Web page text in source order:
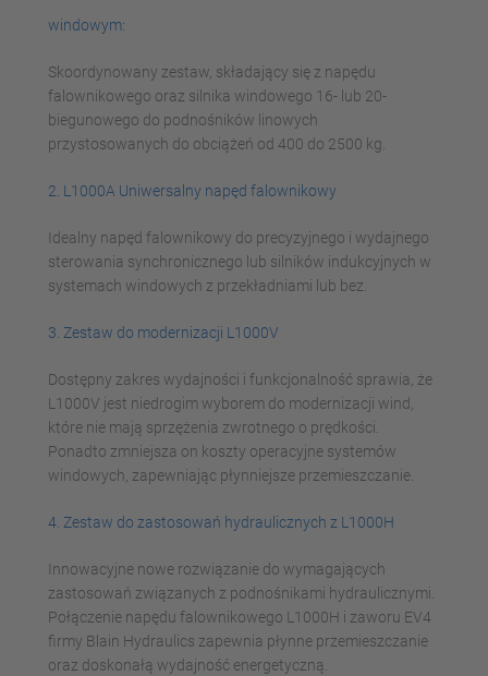
windowym:
Skoordynowany zestaw, składający się z napędu
falownikowego oraz silnika windowego 16- lub 20-
biegunowego do podnośników linowych
przystosowanych do obciążeń od 400 do 2500 kg.
2. L1000A Uniwersalny napęd falownikowy
Idealny napęd falownikowy do precyzyjnego i wydajnego
sterowania synchronicznego lub silników indukcyjnych w
systemach windowych z przekładniami lub bez.
3. Zestaw do modernizacji L1000V
Dostępny zakres wydajności i funkcjonalność sprawia, że
L1000V jest niedrogim wyborem do modernizacji wind,
które nie mają sprzężenia zwrotnego o prędkości.
Ponadto zmniejsza on koszty operacyjne systemów
windowych, zapewniając płynniejsze przemieszczanie.
4. Zestaw do zastosowań hydraulicznych z L1000H
Innowacyjne nowe rozwiązanie do wymagających
zastosowań związanych z podnośnikami hydraulicznymi.
Połączenie napędu falownikowego L1000H i zaworu EV4
firmy Blain Hydraulics zapewnia płynne przemieszczanie
oraz doskonałą wydajność energetyczną.